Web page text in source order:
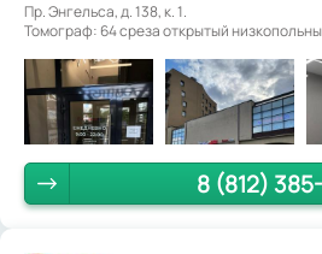
Пр. Энгельса, д. 138, к. 1.
Томограф: 64 среза открытый
8 (812)